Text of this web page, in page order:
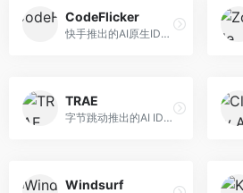
CodeFlicker
快手推出的AI原生IDE，专注于短视频相关开发。面向快手生态开发者，提供代码生成、调试辅助等服务，与快手开发生态深度整合。
TRAE
字节跳动推出的AI IDE编程工具，深度集成大模型能力。面向开发者，提供智能代码补全、代码解释、重构优化等服务，编程效率显著提升。
Windsurf